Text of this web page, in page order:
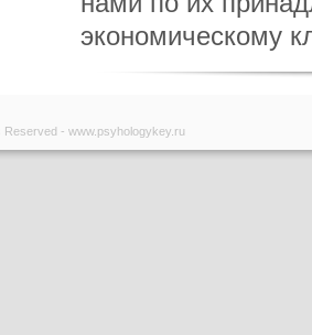
экономическому
Reserved - www.psyhologykey.ru